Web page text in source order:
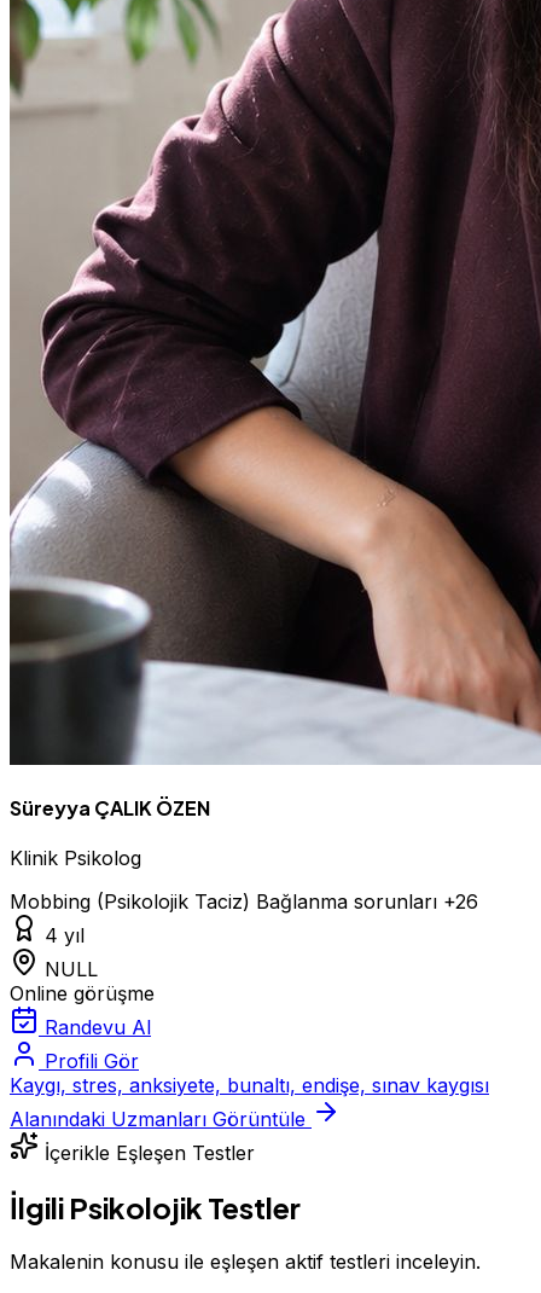
Süreyya ÇALIK ÖZEN
Klinik Psikolog
Mobbing (Psikolojik Taciz) Bağlanma sorunları +26
4 yıl
NULL
Online görüşme
Randevu Al
Profili Gör
Kaygı, stres, anksiyete, bunaltı, endişe, sınav kaygısı
Alanındaki Uzmanları Görüntüle
İçerikle Eşleşen Testler
İlgili Psikolojik Testler
Makalenin konusu ile eşleşen aktif testleri inceleyin.